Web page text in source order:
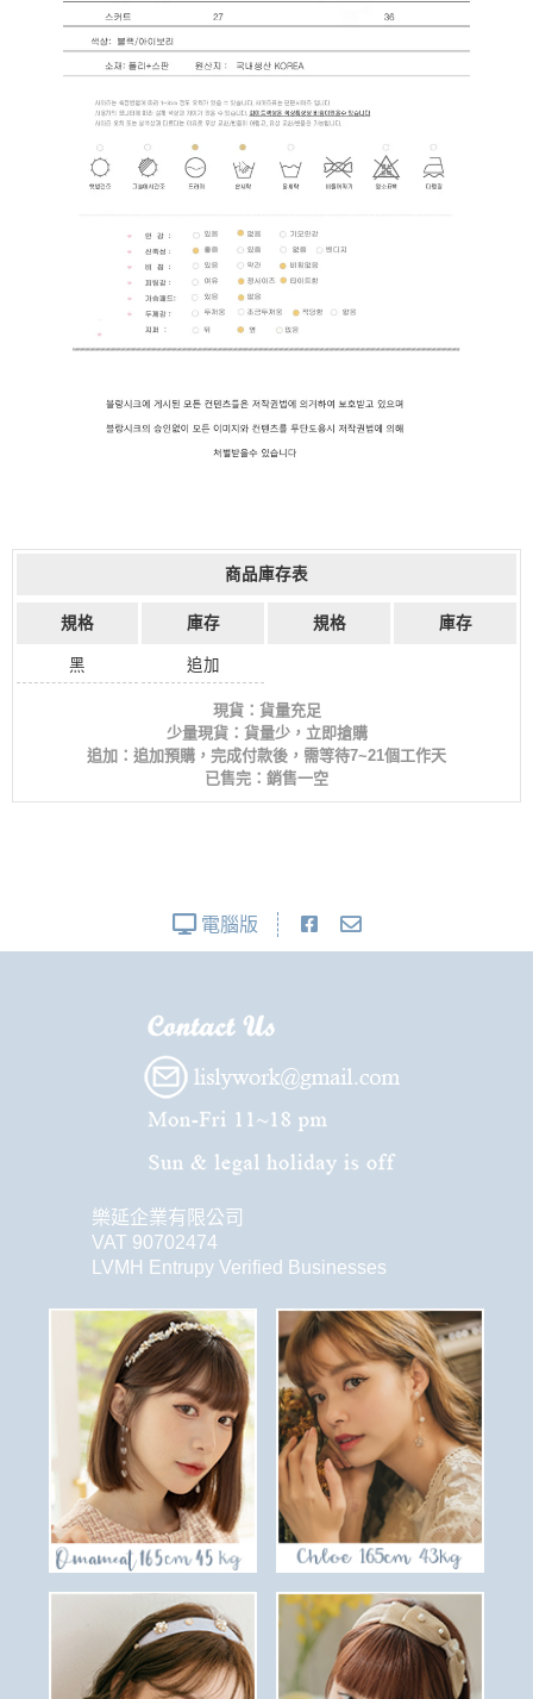
商品庫存表
規格 庫存 規格 庫存
黑 追加
現貨：貨量充足
少量現貨：貨量少，立即搶購
追加：追加預購，完成付款後，需等待7~21個工作天
已售完：銷售一空
電腦版
樂延企業有限公司
VAT 90702474
LVMH Entrupy Verified Businesses